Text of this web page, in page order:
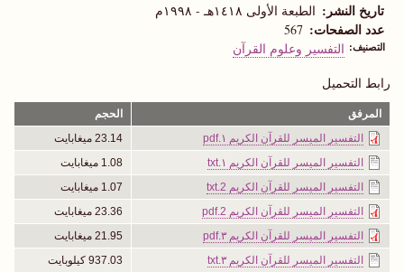
تاريخ النشر الطبعة الأولى ١٤١٨هـ - ١٩٩٨م
عدد الصفحات 567
التصنيف التفسير وعلوم القرآن
رابط التحميل
المرفق
الحجم
التفسير الميسر للقرآن الكريم ١.pdf
23.14 ميغابايت
التفسير الميسر للقرآن الكريم ١.txt
1.08 ميغابايت
التفسير الميسر للقرآن الكريم 2.txt
1.07 ميغابايت
التفسير الميسر للقرآن الكريم 2.pdf
23.36 ميغابايت
التفسير الميسر للقرآن الكريم ٣.pdf
21.95 ميغابايت
التفسير الميسر للقرآن الكريم ٣.txt
937.03 كيلوبايت